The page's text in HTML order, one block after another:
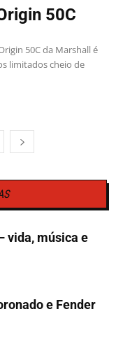
50C
50C da Marshall é
limitados cheio de
vida, música e
e Fender